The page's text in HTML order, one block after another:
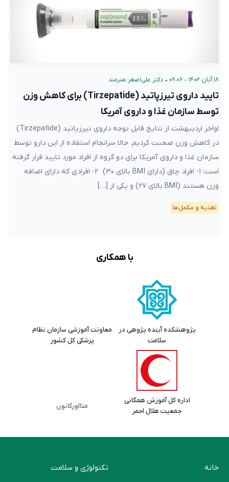
۱۸ آبان ۱۴۰۲ – ۰۹:۰۶ • دکتر علی‌اصغر هنرمند
تایید داروی تیرزپاتید (Tirzepatide) برای کاهش وزن
توسط سازمان غذا و داروی آمریکا
اواخر اردیبهشت از نتایج قابل توجه داروی تیرزپاتید (Tirzepatide)
در کاهش وزن صحبت کردیم. حالا سرانجام استفاده از این دارو توسط
سازمان غذا و داروی آمریکا برای دو گروه از افراد مورد تایید قرار گرفته
است: ۱- افراد چاق (دارای BMI بالای ۳۰) ۲- افرادی که دارای اضافه
وزن هستند (BMI بالای ۲۷) و یکی از […]
تغذیه و مکمل‌ها
با همکاری
پژوهشکده آینده پژوهی در
سلامت
معاونت آموزشی سازمان نظام
پزشکی کل کشور
اداره کل آموزش همگانی
جمعیت هلال احمر
متااورگانون
خانه
تکنولوژی و سلامت